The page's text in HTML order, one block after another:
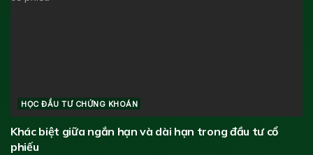
HỌC ĐẦU TƯ CHỨNG KHOÁN
Khác biệt giữa ngắn hạn và dài hạn trong đầu tư cổ
phiếu